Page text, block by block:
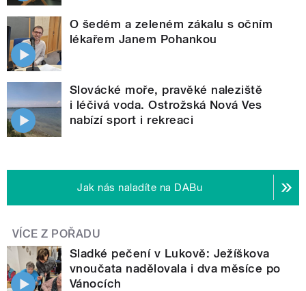
O šedém a zeleném zákalu s očním
lékařem Janem Pohankou
Slovácké moře, pravěké naleziště
i léčivá voda. Ostrožská Nová Ves
nabízí sport i rekreaci
Jak nás naladíte na DABu
VÍCE Z POŘADU
Sladké pečení v Lukově: Ježíškova
vnoučata nadělovala i dva měsíce po
Vánocích